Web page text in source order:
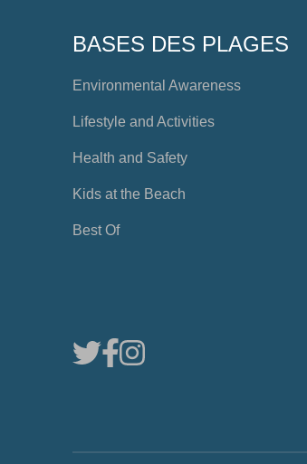
BASES DES PLAGES
Environmental Awareness
Lifestyle and Activities
Health and Safety
Kids at the Beach
Best Of